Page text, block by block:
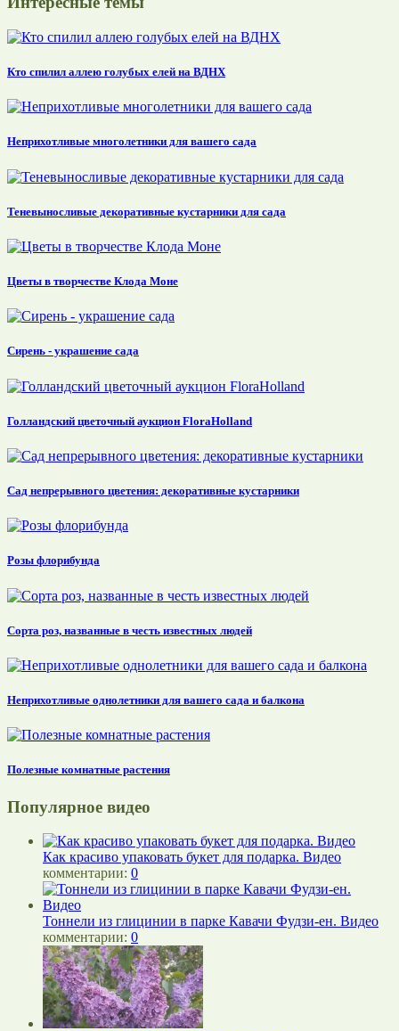
Кто спилил аллею голубых елей на ВДНХ
Неприхотливые многолетники для вашего сада
Теневыносливые декоративные кустарники для сада
Цветы в творчестве Клода Моне
Сирень - украшение сада
Голландский цветочный аукцион FloraHolland
Сад непрерывного цветения: декоративные кустарники
Розы флорибунда
Сорта роз, названные в честь известных людей
Неприхотливые однолетники для вашего сада и балкона
Полезные комнатные растения
Популярное видео
Как красиво упаковать букет для подарка. Видео
комментарии: 0
Тоннели из глицинии в парке Кавачи Фудзи-ен. Видео
комментарии: 0